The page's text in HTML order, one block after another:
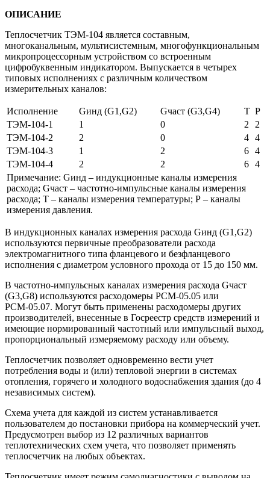
ОПИСАНИЕ
Теплосчетчик ТЭМ-104 является составным,
многоканальным, мультисистемным, многофункциональным
микропроцессорным устройством со встроенным
цифробуквенным индикатором. Выпускается в четырех
типовых исполнениях с различным количеством
измерительных каналов:
Исполнение Gинд (G1,G2) Gчаст (G3,G4) Т Р
ТЭМ-104-1
1 0 2 2
ТЭМ-104-2
2 0 4 4
ТЭМ-104-3
1 2 6 4
ТЭМ-104-4
2 2 6 4
Примечание: Gинд – индукционные каналы измерения
расхода; Gчаст – частотно-импульсные каналы измерения
расхода; Т – каналы измерения температуры; Р – каналы
измерения давления.
В индукционных каналах измерения расхода Gинд (G1,G2)
используются первичные преобразователи расхода
электромагнитного типа фланцевого и безфланцевого
исполнения с диаметром условного прохода от 15 до 150 мм.
В частотно-импульсных каналах измерения расхода Gчаст
(G3,G8) используются расходомеры РСМ-05.05 или
РСМ-05.07. Могут быть применены расходомеры других
производителей, внесенные в Госреестр средств измерений и
имеющие нормированный частотный или импульсный выход,
пропорциональный измеряемому расходу или объему.
Теплосчетчик позволяет одновременно вести учет
потребления воды и (или) тепловой энергии в системах
отопления, горячего и холодного водоснабжения здания (до 4
независимых систем).
Схема учета для каждой из систем устанавливается
пользователем до постановки прибора на коммерческий учет.
Предусмотрен выбор из 12 различных вариантов
теплотехнических схем учета, что позволяет применять
теплосчетчик на любых объектах.